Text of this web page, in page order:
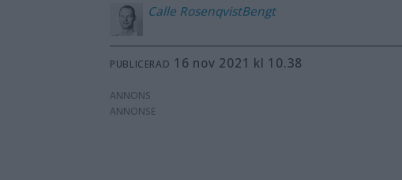
Calle RosenqvistBengt
PUBLICERAD 16 nov 2021 kl 10.38
ANNONS